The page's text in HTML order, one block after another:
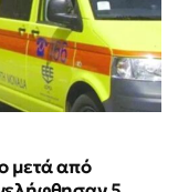
μετά από